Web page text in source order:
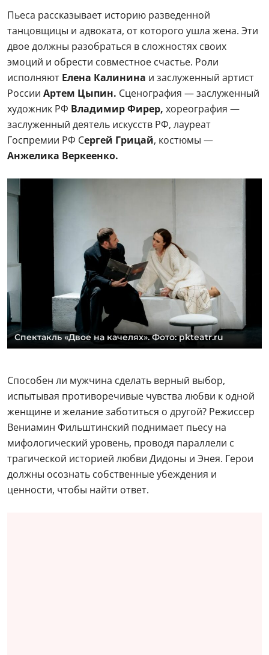
Пьеса рассказывает историю разведенной
танцовщицы и адвоката, от которого ушла жена. Эти
двое должны разобраться в сложностях своих
эмоций и обрести совместное счастье. Роли
исполняют Елена Калинина и заслуженный артист
России Артем Цыпин. Сценография — заслуженный
художник РФ Владимир Фирер, хореография —
заслуженный деятель искусств РФ, лауреат
Госпремии РФ Сергей Грицай, костюмы —
Анжелика Веркеенко.
Спектакль «Двое на качелях». Фото: pkteatr.ru
Способен ли мужчина сделать верный выбор,
испытывая противоречивые чувства любви к одной
женщине и желание заботиться о другой? Режиссер
Вениамин Фильштинский поднимает пьесу на
мифологический уровень, проводя параллели с
трагической историей любви Дидоны и Энея. Герои
должны осознать собственные убеждения и
ценности, чтобы найти ответ.